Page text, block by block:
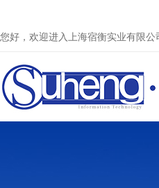
您好，欢迎进入上海宿衡实业有限公